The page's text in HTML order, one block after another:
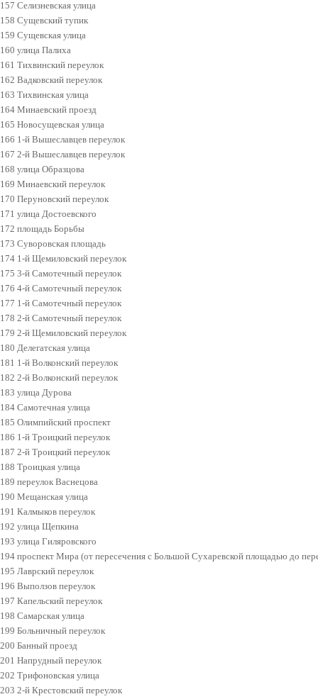
157 Селизневская улица
158 Сущевский тупик
159 Сущевская улица
160 улица Палиха
161 Тихвинский переулок
162 Вадковский переулок
163 Тихвинская улица
164 Минаевский проезд
165 Новосущевская улица
166 1-й Вышеславцев переулок
167 2-й Вышеславцев переулок
168 улица Образцова
169 Минаевский переулок
170 Перуновский переулок
171 улица Достоевского
172 площадь Борьбы
173 Суворовская площадь
174 1-й Щемиловский переулок
175 3-й Самотечный переулок
176 4-й Самотечный переулок
177 1-й Самотечный переулок
178 2-й Самотечный переулок
179 2-й Щемиловский переулок
180 Делегатская улица
181 1-й Волконский переулок
182 2-й Волконский переулок
183 улица Дурова
184 Самотечная улица
185 Олимпийский проспект
186 1-й Троицкий переулок
187 2-й Троицкий переулок
188 Троицкая улица
189 переулок Васнецова
190 Мещанская улица
191 Калмыков переулок
192 улица Щепкина
193 улица Гиляровского
194 проспект Мира (от пересечения с Большой Сухаревской площадью до
195 Лаврский переулок
196 Выползов переулок
197 Капельский переулок
198 Самарская улица
199 Больничный переулок
200 Банный проезд
201 Напрудный переулок
202 Трифоновская улица
203 2-й Крестовский переулок